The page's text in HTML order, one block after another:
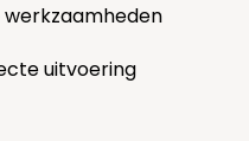
uitvoering